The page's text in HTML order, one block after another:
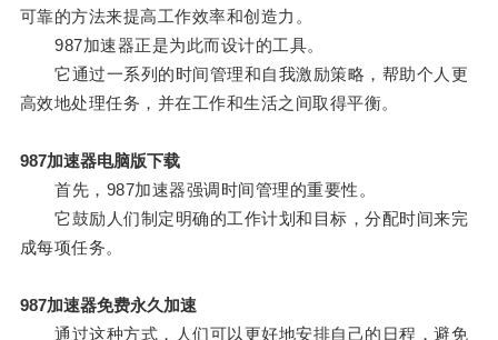
可靠的方法来提高工作效率和创造力。
987加速器正是为此而设计的工具。
它通过一系列的时间管理和自我激励策略，帮助个人更
高效地处理任务，并在工作和生活之间取得平衡。
987加速器电脑版下载
首先，987加速器强调时间管理的重要性。
它鼓励人们制定明确的工作计划和目标，分配时间来完
成每项任务。
987加速器免费永久加速
通过这种方式，人们可以更好地安排自己的日程，避免